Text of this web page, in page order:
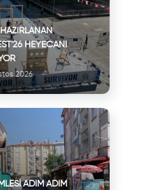
HEYECANI
2026
ADIM ADIM